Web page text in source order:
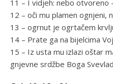
11 – I vidjeh: nebo otvoreno
12 – oči mu plamen ognjeni,
13 – ogrnut je ogrtačem
14 – Prate ga na bijelcima
15 – Iz usta mu izlazi oštar
gnjevne srdžbe Boga